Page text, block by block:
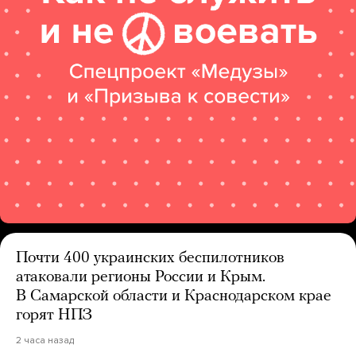
Почти 400 украинских беспилотников
атаковали регионы России и Крым.
В Самарской области и Краснодарском крае
горят НПЗ
2 часа назад